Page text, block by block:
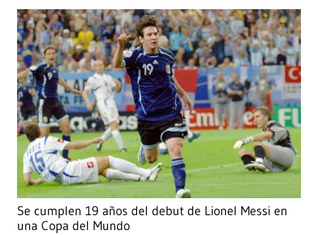
Se cumplen 19 años del debut de Lionel Messi en
una Copa del Mundo